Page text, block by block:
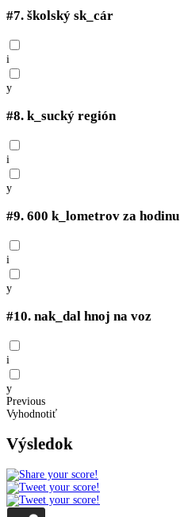
#7. školský sk_cár
i
y
#8. k_sucký región
i
y
#9. 600 k_lometrov za hodinu
i
y
#10. nak_dal hnoj na voz
i
y
Previous
Vyhodnotiť
Výsledok